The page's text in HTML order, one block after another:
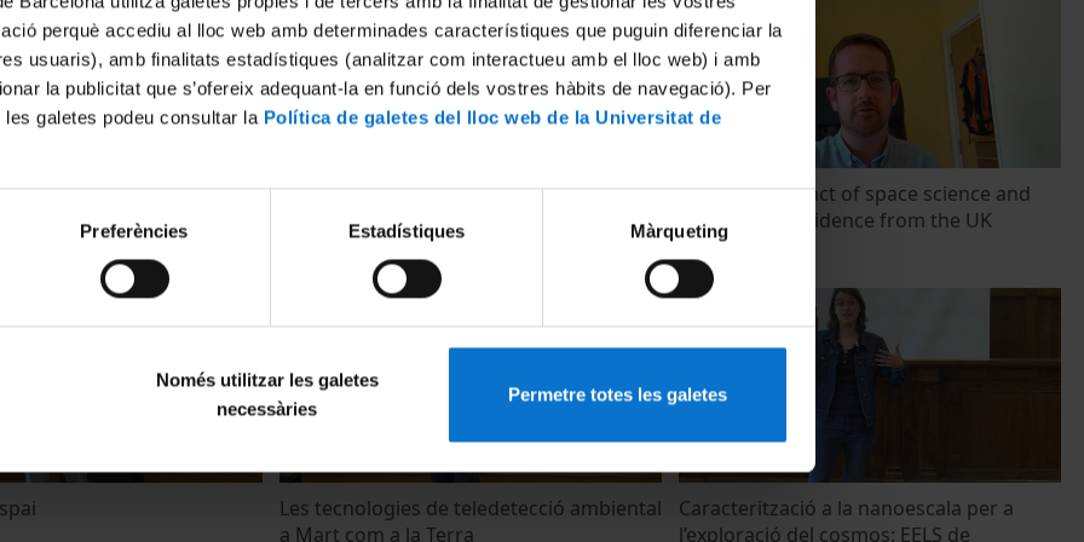
perquè accediu al lloc web amb determinades característiques que puguin diferenciar la
usuaris), amb finalitats estadístiques (analitzar com interactueu amb el lloc web) i amb
la publicitat que s’ofereix adequant-la en funció dels vostres hàbits de navegació). Per
galetes podeu consultar la Política de galetes del lloc web de la Universitat de
Preferències Estadístiques Màrqueting
Només utilitzar les galetes
necessàries
Permetre totes les galetes
en els videojocs Astrochemistry
22 Junio, 2021
Economic impact of space science and
exploration: evidence from the UK
Les tecnologies de teledetecció ambiental
a Mart com a la Terra
Caracterització a la nanoescala per a
l’exploració del cosmos: EELS de